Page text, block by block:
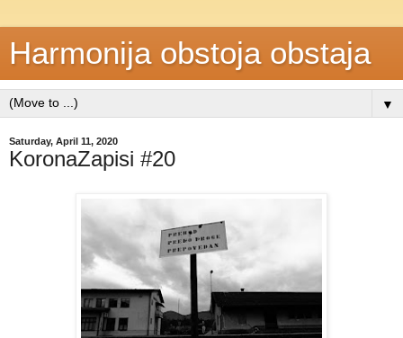
Harmonija obstoja obstaja
▼
Saturday, April 11, 2020
KoronaZapisi #20